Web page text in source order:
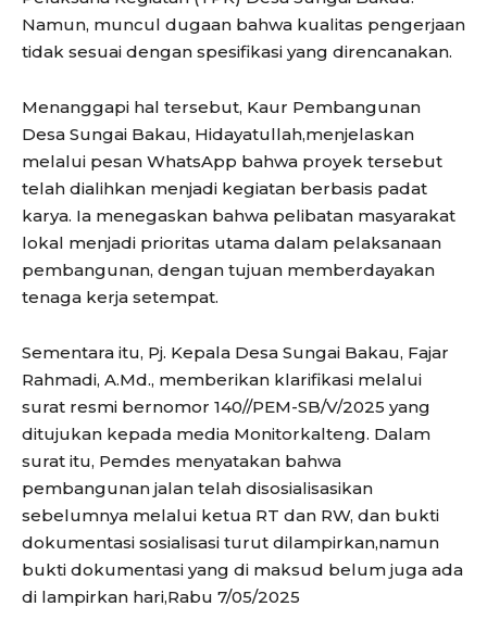
Namun, muncul dugaan bahwa kualitas pengerjaan
tidak sesuai dengan spesifikasi yang direncanakan.
Menanggapi hal tersebut, Kaur Pembangunan
Desa Sungai Bakau, Hidayatullah,menjelaskan
melalui pesan WhatsApp bahwa proyek tersebut
telah dialihkan menjadi kegiatan berbasis padat
karya. Ia menegaskan bahwa pelibatan masyarakat
lokal menjadi prioritas utama dalam pelaksanaan
pembangunan, dengan tujuan memberdayakan
tenaga kerja setempat.
Sementara itu, Pj. Kepala Desa Sungai Bakau, Fajar
Rahmadi, A.Md., memberikan klarifikasi melalui
surat resmi bernomor 140//PEM-SB/V/2025 yang
ditujukan kepada media Monitorkalteng. Dalam
surat itu, Pemdes menyatakan bahwa
pembangunan jalan telah disosialisasikan
sebelumnya melalui ketua RT dan RW, dan bukti
dokumentasi sosialisasi turut dilampirkan,namun
bukti dokumentasi yang di maksud belum juga ada
di lampirkan hari,Rabu 7/05/2025